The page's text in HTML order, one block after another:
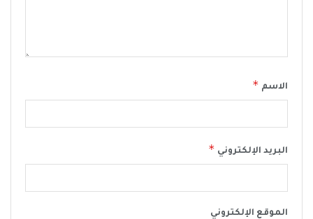
الاسم *
البريد الإلكتروني *
الموقع الإلكتروني